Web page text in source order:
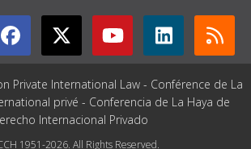
Private International Law - Conférence de La
privé - Conferencia de La Haya de
Internacional Privado
1951-2026. All Rights Reserved.